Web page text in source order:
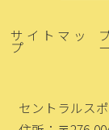
サイトマッ
プ ー
セントラルス